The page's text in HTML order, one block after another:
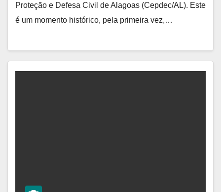
Proteção e Defesa Civil de Alagoas (Cepdec/AL). Este
é um momento histórico, pela primeira vez,…